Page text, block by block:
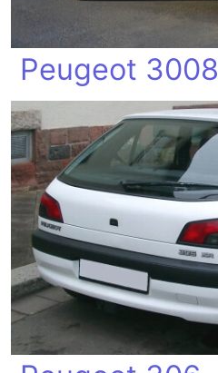
Peugeot 3008